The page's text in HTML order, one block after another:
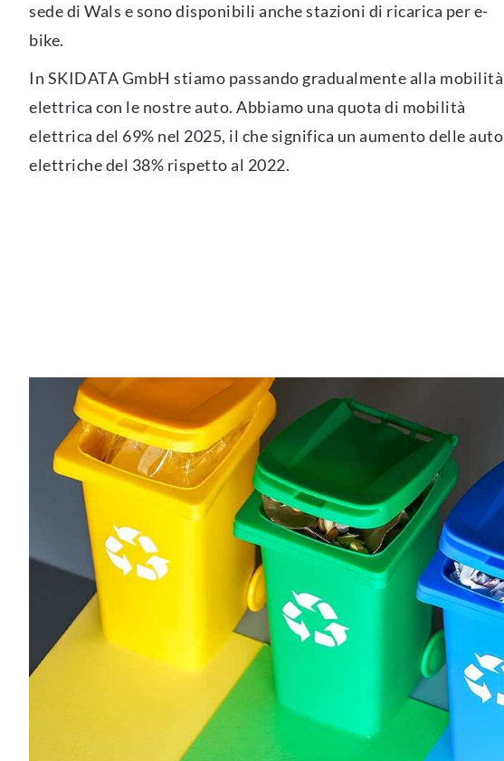
sede di Wals e sono disponibili anche stazioni di ricarica per e-
bike.
In SKIDATA GmbH stiamo passando gradualmente alla mobilità
elettrica con le nostre auto. Abbiamo una quota di mobilità
elettrica del 69% nel 2025, il che significa un aumento delle auto
elettriche del 38% rispetto al 2022.